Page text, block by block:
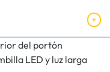
del portón
LED y luz larga